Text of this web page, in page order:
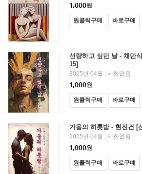
1,000원
원클릭구매 바로구매
선량하고 싶던 날 - 채만
15]
2025년 04월
제한없음
1,000원
원클릭구매 바로구매
가을의 하룻밤 - 현진건 [
2025년 04월
제한없음
1,000원
원클릭구매 바로구매